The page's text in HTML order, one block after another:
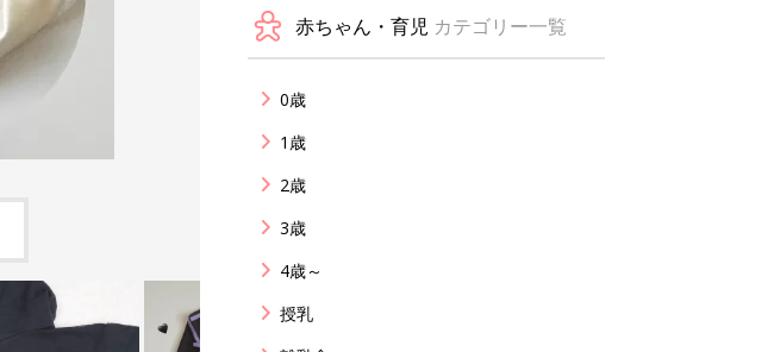
赤ちゃん・育児 カテゴリー一覧
0歳
1歳
2歳
3歳
4歳～
授乳